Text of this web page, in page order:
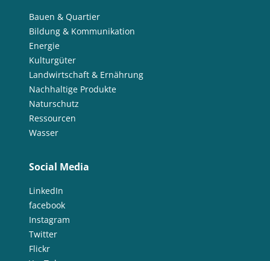
Bauen & Quartier
Bildung & Kommunikation
Energie
Kulturgüter
Landwirtschaft & Ernährung
Nachhaltige Produkte
Naturschutz
Ressourcen
Wasser
Social Media
LinkedIn
facebook
Instagram
Twitter
Flickr